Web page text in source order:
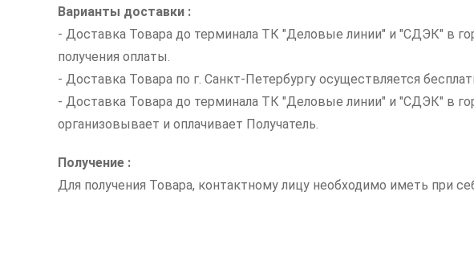
Варианты доставки :
- Доставка Товара до терминала ТК "Деловые линии" и "СДЭК" в
получения оплаты.
- Доставка Товара по г. Санкт-Петербургу осуществляется
- Доставка Товара до терминала ТК "Деловые линии" и "СДЭК" в
организовывает и оплачивает Получатель.
Получение :
Для получения Товара, контактному лицу необходимо иметь при